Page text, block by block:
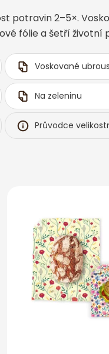
potravin 2–5×.
fólie a šetří životní
Voskované
Na zeleninu
Průvodce